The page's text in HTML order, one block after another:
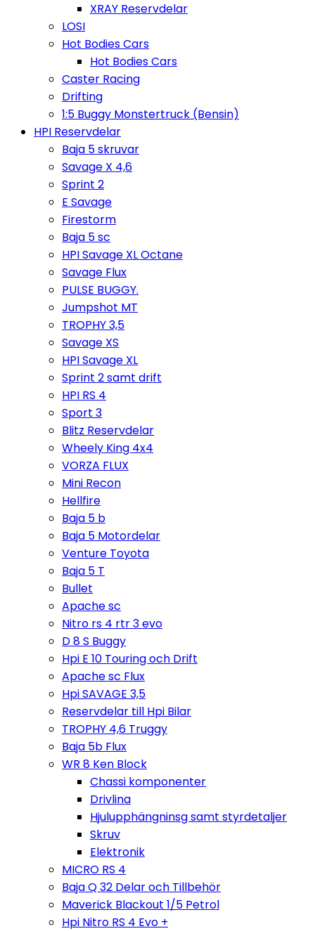
XRAY Reservdelar
LOSI
Hot Bodies Cars
Hot Bodies Cars
Caster Racing
Drifting
1:5 Buggy Monstertruck (Bensin)
HPI Reservdelar
Baja 5 skruvar
Savage X 4,6
Sprint 2
E Savage
Firestorm
Baja 5 sc
HPI Savage XL Octane
Savage Flux
PULSE BUGGY.
Jumpshot MT
TROPHY 3,5
Savage XS
HPI Savage XL
Sprint 2 samt drift
HPI RS 4
Sport 3
Blitz Reservdelar
Wheely King 4x4
VORZA FLUX
Mini Recon
Hellfire
Baja 5 b
Baja 5 Motordelar
Venture Toyota
Baja 5 T
Bullet
Apache sc
Nitro rs 4 rtr 3 evo
D 8 S Buggy
Hpi E 10 Touring och Drift
Apache sc Flux
Hpi SAVAGE 3,5
Reservdelar till Hpi Bilar
TROPHY 4,6 Truggy
Baja 5b Flux
WR 8 Ken Block
Chassi komponenter
Drivlina
Hjulupphängninsg samt styrdetaljer
Skruv
Elektronik
MICRO RS 4
Baja Q 32 Delar och Tillbehör
Maverick Blackout 1/5 Petrol
Hpi Nitro RS 4 Evo +